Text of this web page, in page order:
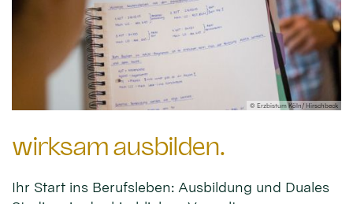
© Erzbistum Köln/ Hirschbeck
wirksam ausbilden.
Ihr Start ins Berufsleben: Ausbildung und Duales